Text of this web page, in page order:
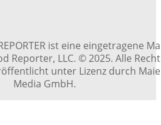
ist eine eingetragene
Reporter, LLC. © 2025. Alle
unter Lizenz durch
Media GmbH.